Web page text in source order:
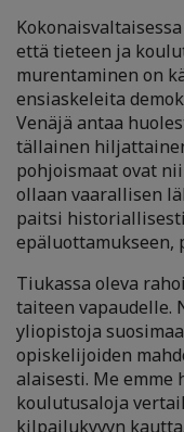
että tieteen ja
murentaminen on
ensiaskeleita
Venäjä antaa
tällainen
pohjoismaat ovat
ollaan vaarallisen
paitsi
epäluottamukseen,
Tiukassa oleva
taiteen vapaudelle.
yliopistoja
opiskelijoiden
alaisesti. Me emme
koulutusaloja
kilpailukyvyn